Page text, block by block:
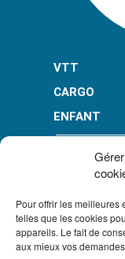
Pour offrir les meilleures
telles que les cookies
appareils. Le fait de
aux mieux vos
VTT
CARGO
ENFANT
LIMITÉ À 3000 €